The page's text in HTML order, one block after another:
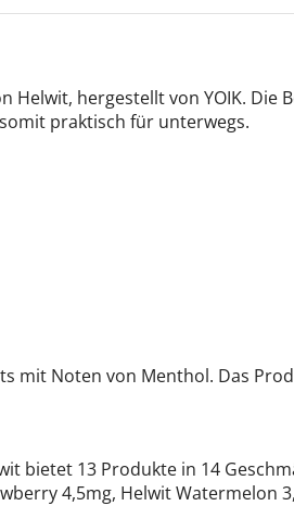
hergestellt von YOIK. Die
praktisch für unterwegs.
mit Noten von Menthol. Das
bietet 13 Produkte in 14
4,5mg, Helwit Watermelon